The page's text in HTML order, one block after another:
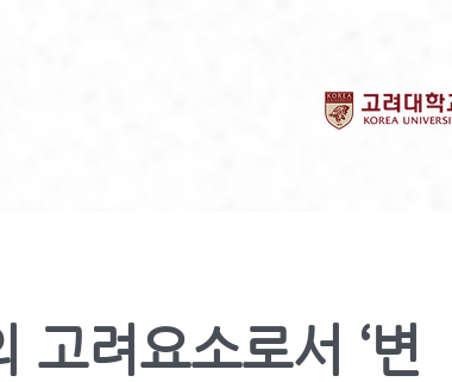
고려요소로서 ‘변